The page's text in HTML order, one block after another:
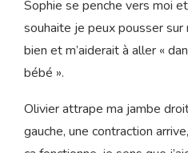
Olivier vient se tenir à côté
l’avons appris pendant nos
caresse ma jambe droite. Il
bébé, suis le son de ma voix,
Sophie se penche vers moi
souhaite je peux pousser